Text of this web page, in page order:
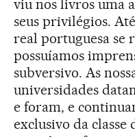
viu nos livros uma
seus privilégios.
real portuguesa se
possuíamos
subversivo. As
universidades
e foram, e
exclusivo da